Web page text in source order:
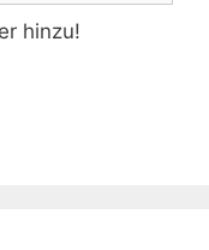
hinzu!